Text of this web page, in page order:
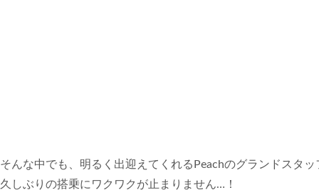
そんな中でも、明るく出迎えてくれるPeachのグランドスタ
久しぶりの搭乗にワクワクが止まりません…！